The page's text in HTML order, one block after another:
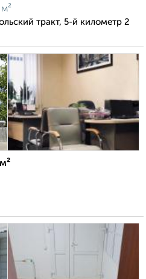
м²
тракт, 5-й километр 2